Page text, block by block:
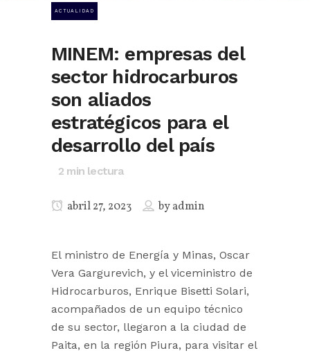
ACTUALIDAD
MINEM: empresas del
sector hidrocarburos
son aliados
estratégicos para el
desarrollo del país
2 min lectura
abril 27, 2023 byadmin
El ministro de Energía y Minas, Oscar
Vera Gargurevich, y el viceministro de
Hidrocarburos, Enrique Bisetti Solari,
acompañados de un equipo técnico
de su sector, llegaron a la ciudad de
Paita, en la región Piura, para visitar el